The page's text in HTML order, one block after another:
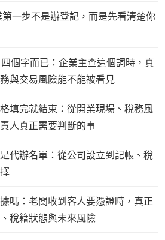
一步不是辦登記，而是先看清楚你
個字而已：企業主查這個詞時，真
與交易風險能不能被看見
填完就結束：從開業現場、稅務風
人真正需要判斷的事
代辦名單：從公司設立到記帳、稅
嗎：老闆收到客人要憑證時，真正
稅籍狀態與未來風險